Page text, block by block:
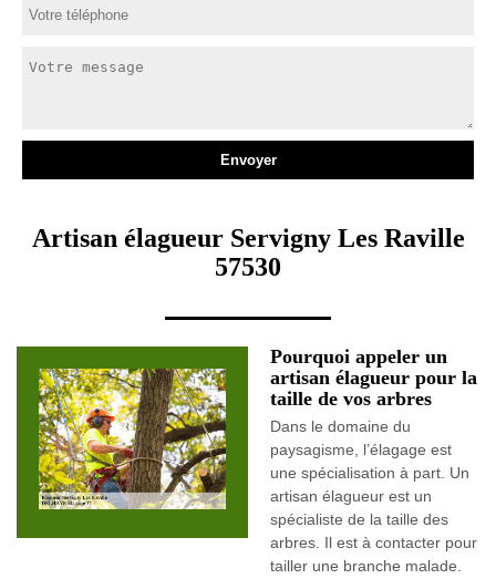
Artisan élagueur Servigny Les Raville
57530
Pourquoi appeler un
artisan élagueur pour la
taille de vos arbres
Dans le domaine du
paysagisme, l’élagage est
une spécialisation à part. Un
artisan élagueur est un
spécialiste de la taille des
arbres. Il est à contacter pour
tailler une branche malade.